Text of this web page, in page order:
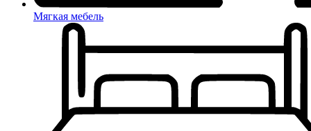
Мягкая мебель